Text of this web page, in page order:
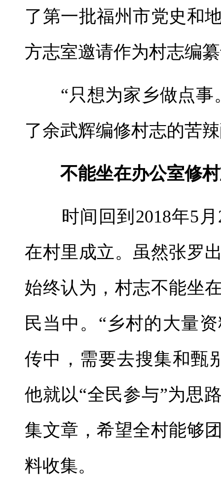
了第一批福州市党史和
方志室邀请作为村志编
“只想为家乡做点事
了余武辉编修村志的苦
不能坐在办公室修
时间回到2018年5月
在村里成立。虽然张罗
始终认为，村志不能坐
民当中。“乡村的大量
传中，需要去搜集和甄
他就以“全民参与”为思
集文章，希望全村能够
料收集。